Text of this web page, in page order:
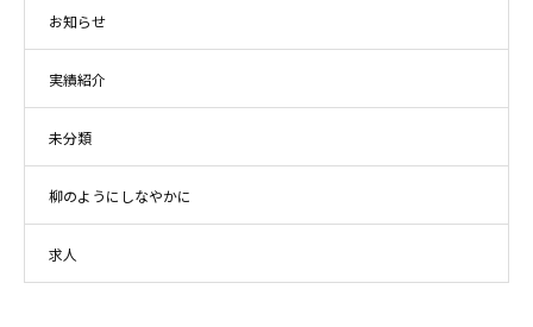
お知らせ
実績紹介
未分類
柳のようにしなやかに
求人